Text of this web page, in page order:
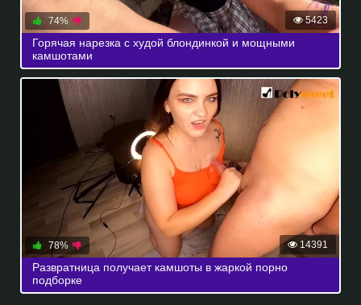
5423
74%
Горячая нарезка с худой блондинкой и мощными
камшотами
14391
78%
Развратница получает камшоты в жаркой порно
подборке